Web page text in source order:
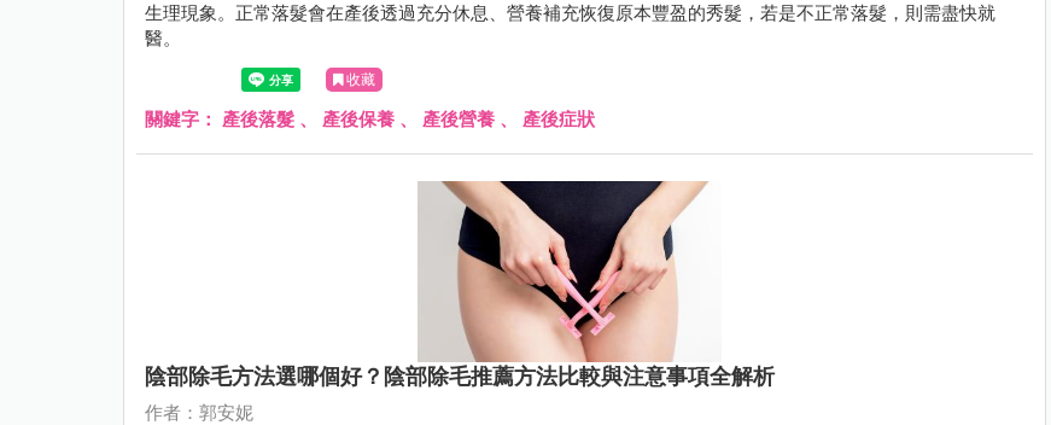
生理現象。正常落髮會在產後透過充分休息、營養補充恢復原本豐盈的秀髮，若是不正常落髮，則需盡快就
醫。
收藏
關鍵字： 產後落髮 、 產後保養 、 產後營養 、 產後症狀
陰部除毛方法選哪個好？陰部除毛推薦方法比較與注意事項全解析
作者：郭安妮